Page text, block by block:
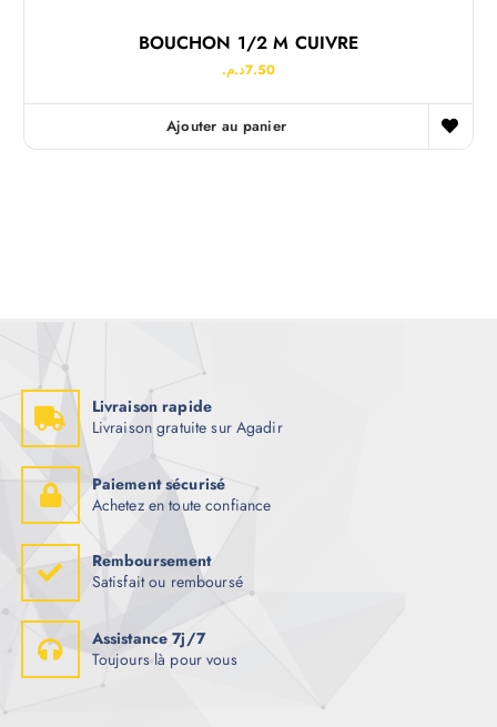
BOUCHON 1/2 M CUIVRE
7.50د.م.
Ajouter au panier
Livraison rapide
Livraison gratuite sur Agadir
Paiement sécurisé
Achetez en toute confiance
Remboursement
Satisfait ou remboursé
Assistance 7j/7
Toujours là pour vous